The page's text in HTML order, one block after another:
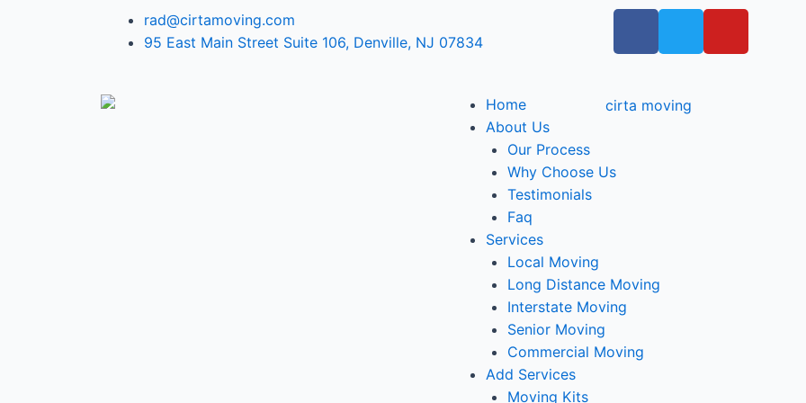
rad@cirtamoving.com
95 East Main Street Suite 106, Denville, NJ 07834
Home
About Us
Our Process
Why Choose Us
Testimonials
Faq
Services
Local Moving
Long Distance Moving
Interstate Moving
Senior Moving
Commercial Moving
Add Services
Moving Kits